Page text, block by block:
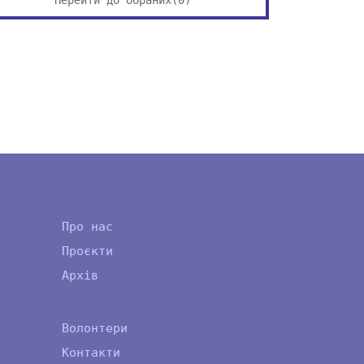
Про нас
Проєкти
Архів
Волонтери
Контакти